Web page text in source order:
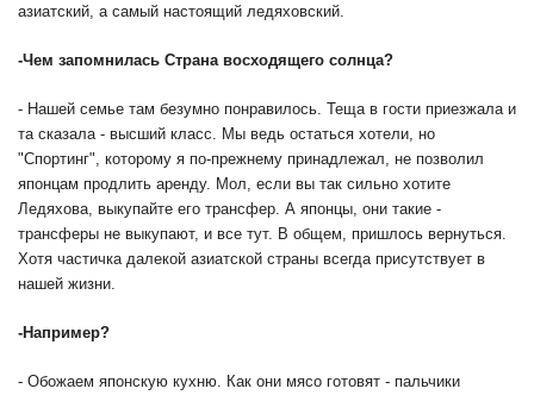
азиатский, а самый настоящий ледяховский.
-Чем запомнилась Страна восходящего солнца?
- Нашей семье там безумно понравилось. Теща в гости приезжала и
та сказала - высший класс. Мы ведь остаться хотели, но
"Спортинг", которому я по-прежнему принадлежал, не позволил
японцам продлить аренду. Мол, если вы так сильно хотите
Ледяхова, выкупайте его трансфер. А японцы, они такие -
трансферы не выкупают, и все тут. В общем, пришлось вернуться.
Хотя частичка далекой азиатской страны всегда присутствует в
нашей жизни.
-Например?
- Обожаем японскую кухню. Как они мясо готовят - пальчики